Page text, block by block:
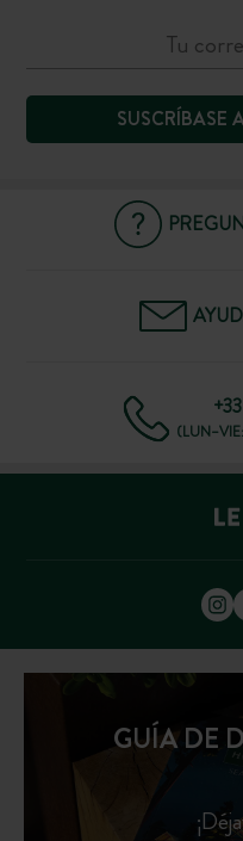
SUSCRÍBASE
GUÍA DE